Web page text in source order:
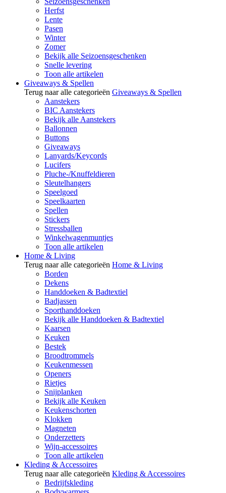
Herfst
Lente
Pasen
Winter
Zomer
Bekijk alle Seizoensgeschenken
Snelle levering
Toon alle artikelen
Giveaways & Spellen
Terug naar alle categorieën Giveaways & Spellen
Aanstekers
BIC Aanstekers
Bekijk alle Aanstekers
Ballonnen
Buttons
Giveaways
Lanyards/Keycords
Lucifers
Pluche-/Knuffeldieren
Sleutelhangers
Speelgoed
Speelkaarten
Spellen
Stickers
Stressballen
Winkelwagenmuntjes
Toon alle artikelen
Home & Living
Terug naar alle categorieën Home & Living
Borden
Dekens
Handdoeken & Badtextiel
Badjassen
Sporthanddoeken
Bekijk alle Handdoeken & Badtextiel
Kaarsen
Keuken
Bestek
Broodtrommels
Keukenmessen
Openers
Rietjes
Snijplanken
Bekijk alle Keuken
Keukenschorten
Klokken
Magneten
Onderzetters
Wijn-accessoires
Toon alle artikelen
Kleding & Accessoires
Terug naar alle categorieën Kleding & Accessoires
Bedrijfskleding